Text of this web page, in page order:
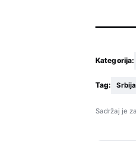
Kategorija:
Tag: Srbija
Sadržaj je